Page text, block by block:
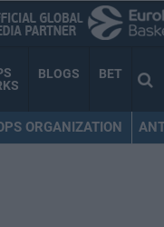
BLOGS BET
ORGANIZATION